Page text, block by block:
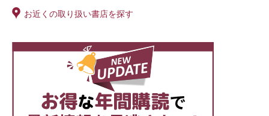
お近くの取り扱い書店を探す